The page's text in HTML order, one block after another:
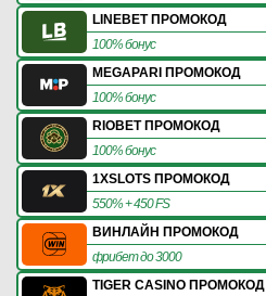
LINEBET ПРОМОКОД
100% бонус
MEGAPARI ПРОМОКОД
100% бонус
RIOBET ПРОМОКОД
100% бонус
1XSLOTS ПРОМОКОД
550% + 450 FS
ВИНЛАЙН ПРОМОКОД
фрибет до 3000
TIGER CASINO ПРОМОКОД